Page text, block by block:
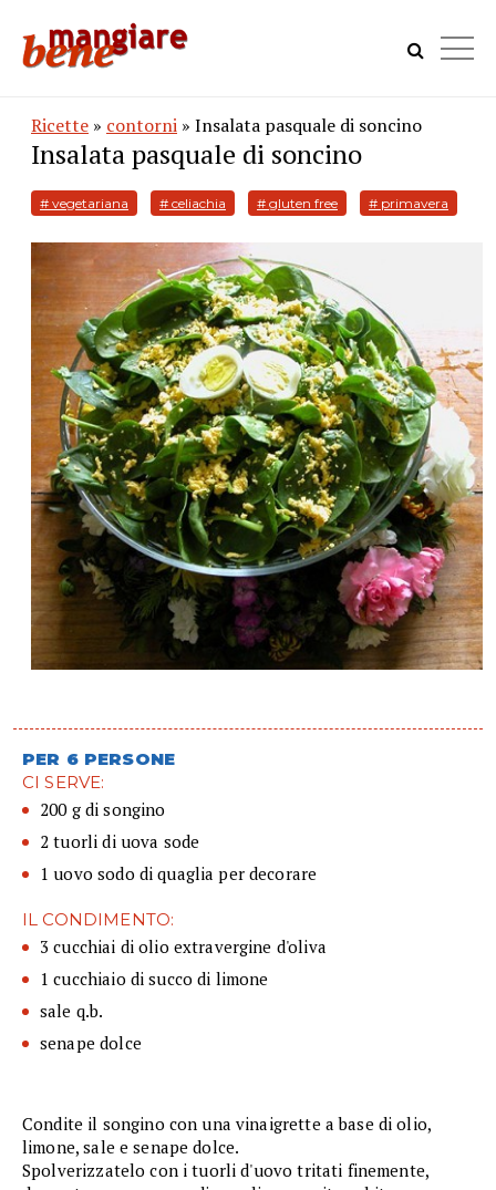
Ricette » contorni » Insalata pasquale di soncino
Insalata pasquale di soncino
# vegetariana # celiachia # gluten free # primavera
PER 6 PERSONE
CI SERVE:
200 g di songino
2 tuorli di uova sode
1 uovo sodo di quaglia per decorare
IL CONDIMENTO:
3 cucchiai di olio extravergine d'oliva
1 cucchiaio di succo di limone
sale q.b.
senape dolce
Condite il songino con una vinaigrette a base di olio,
limone, sale e senape dolce.
Spolverizzatelo con i tuorli d'uovo tritati finemente,